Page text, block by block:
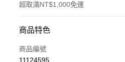
超取滿NT$1,000免運
付款方式
信用卡一次付款
商品特色
商品編號
11124595